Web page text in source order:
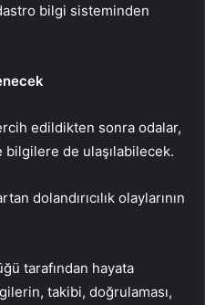
bilgi sisteminden
edildikten sonra odalar,
de ulaşılabilecek.
dolandırıcılık olaylarının
tarafından hayata
takibi, doğrulaması,